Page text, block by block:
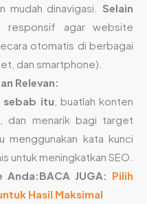
mudah dinavigasi. Selain
responsif agar website
otomatis di berbagai
dan smartphone).
Relevan:
sebab itu , buatlah konten
dan menarik bagi target
menggunakan kata kunci
untuk meningkatkan SEO.
Anda:BACA JUGA: Pilih
Hasil Maksimal